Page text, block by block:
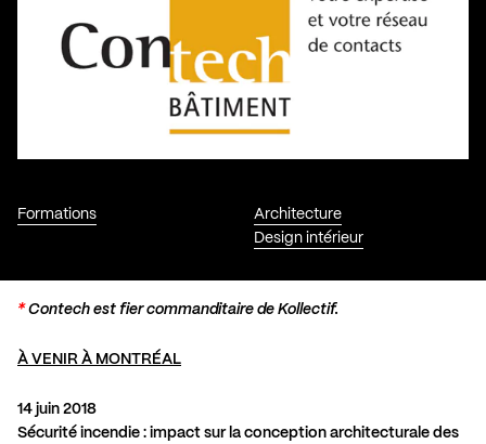
Formations
Architecture
Design intérieur
* Contech est fier commanditaire de Kollectif.
À VENIR À MONTRÉAL
14 juin 2018
Sécurité incendie : impact sur la conception architecturale des